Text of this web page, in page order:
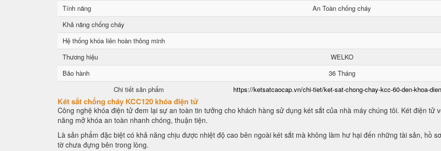
Tính năng
An Toàn chống cháy
Khả năng chống cháy
Hệ thống khóa liên hoàn thông minh
Thương hiệu
WELKO
Bảo hành
36 Tháng
Chi tiết sản phẩm
https://ketsatcaocap.vn/chi-tiet/ket-sat-chong-chay-kcc-60-den-khoa-
Két sắt chống cháy KCC120 khóa điện tử
Công nghệ khóa điện tử đem lại sự an toàn tin tưởng cho khách hàng sử dụng két sắt của nhà máy chúng tôi. Két điện tử
năng mở khóa an toàn nhanh chóng, thuận tiện.
Là sản phẩm đặc biệt có khả năng chịu được nhiệt độ cao bên ngoài két sắt mà không làm hư hại đến những tài sản, hồ
tờ chưa đựng bên trong lòng.